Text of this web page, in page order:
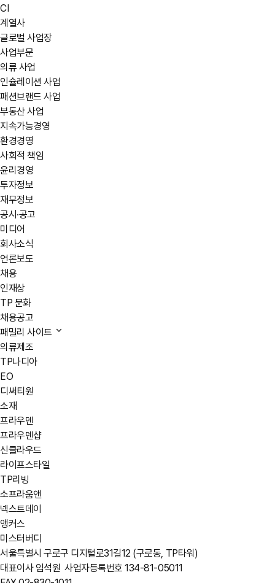
CI
계열사
글로벌 사업장
사업부문
의류 사업
인슐레이션 사업
패션브랜드 사업
부동산 사업
지속가능경영
환경경영
사회적 책임
윤리경영
투자정보
재무정보
공시·공고
미디어
회사소식
언론보도
채용
인재상
TP 문화
채용공고
패밀리 사이트
의류제조
TP나디아
EO
디써티원
소재
프라우덴
프라우덴샵
신클라우드
라이프스타일
TP리빙
소프라움앤
넥스트데이
앵커스
미스터버디
서울특별시 구로구 디지털로31길12 (구로동, TP타워)
대표이사 임석원 사업자등록번호 134-81-05011